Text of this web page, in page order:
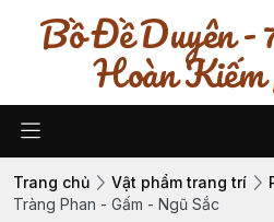
Bồ Đề Duyên -
Hoàn
Trang chủ Vật phẩm trang trí
Tràng Phan - Gấm - Ngũ Sắc